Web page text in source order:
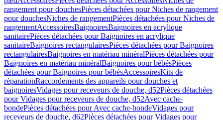
rangement pour douchesPièces détachées pour Niches de rangement
pour douchesNiches de rangementPièces détachées pour Niches de
rangementAccessoiresBaignoiresBaignoires en acrylique
sanitairePièces détachées pour Baignoires en acrylique
sanitaireBaignoires rectangulairesPièces détachées pour Baignoires
rectangulairesBaignoires en matériau minéralPièces détachées pour
Baignoires en matériau minéralBaignoires pour bébésPièces
détachées pour Baignoires pour bébésAccessoiresKits de
réparationRaccordements des appareils pour douches et
baignoiresVidages pour receveurs de douche, d52Pièces détachées
pour Vidages pour receveurs de douche, d52Avec cache-
bondePièces détachées pour Avec cache-bondeVidages pour
receveurs de douche, d62Pièces détachées pour Vidages pour